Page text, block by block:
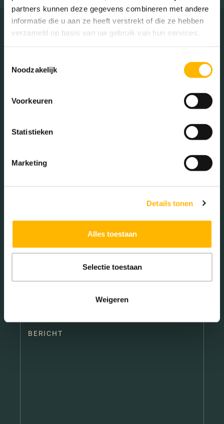
partners kunnen deze gegevens combineren met andere
informatie die u aan ze heeft verstrekt of die ze hebben
verzameld op basis van uw gebruik van hun services.
Noodzakelijk
Voorkeuren
Statistieken
Marketing
Details tonen
Alles toestaan
Selectie toestaan
Weigeren
Carla
Persoonlijke gegevens
Telefoonnummer
*
mailadres
Type hier jouw bericht*